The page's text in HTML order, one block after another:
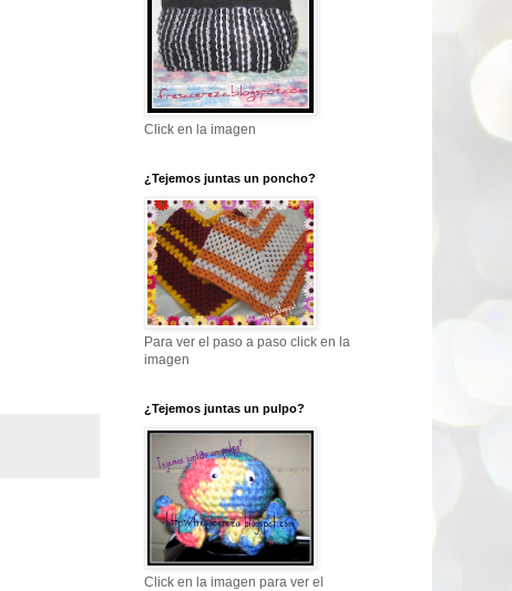
Click en la imagen
¿Tejemos juntas un poncho?
Para ver el paso a paso click en la
imagen
¿Tejemos juntas un pulpo?
Click en la imagen para ver el